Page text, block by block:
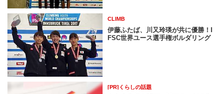
CLIMB
伊藤ふたば、川又玲瑛が共に優勝！I
FSC世界ユース選手権ボルダリング
[PR]くらしの話題